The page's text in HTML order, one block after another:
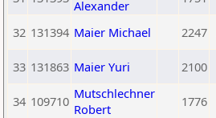
Alexander
32 131394 Maier Michael 2247
33 131863 Maier Yuri 2100
34 109710 Mutschlechner
Robert
1776